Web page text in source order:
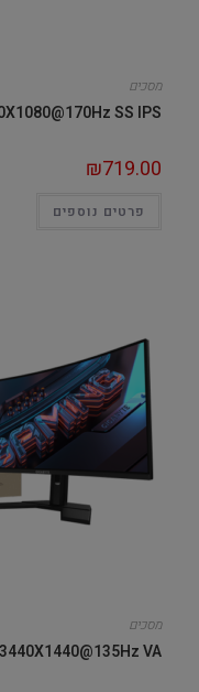
מסכים
SS IPS
₪719.00
פרטים נוספים
מסכים
VA